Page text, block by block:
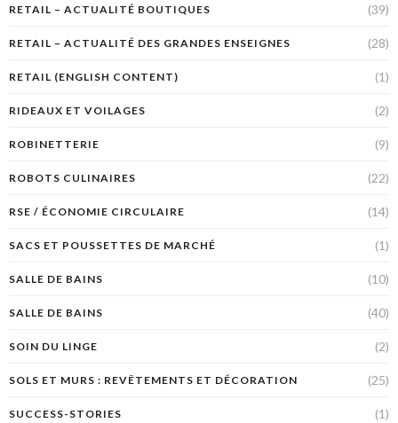
RETAIL – ACTUALITÉ BOUTIQUES (39)
RETAIL – ACTUALITÉ DES GRANDES ENSEIGNES (28)
RETAIL (ENGLISH CONTENT) (1)
RIDEAUX ET VOILAGES (2)
ROBINETTERIE (9)
ROBOTS CULINAIRES (22)
RSE / ÉCONOMIE CIRCULAIRE (14)
SACS ET POUSSETTES DE MARCHÉ (1)
SALLE DE BAINS (10)
SALLE DE BAINS (40)
SOIN DU LINGE (2)
SOLS ET MURS : REVÊTEMENTS ET DÉCORATION (25)
SUCCESS-STORIES (1)